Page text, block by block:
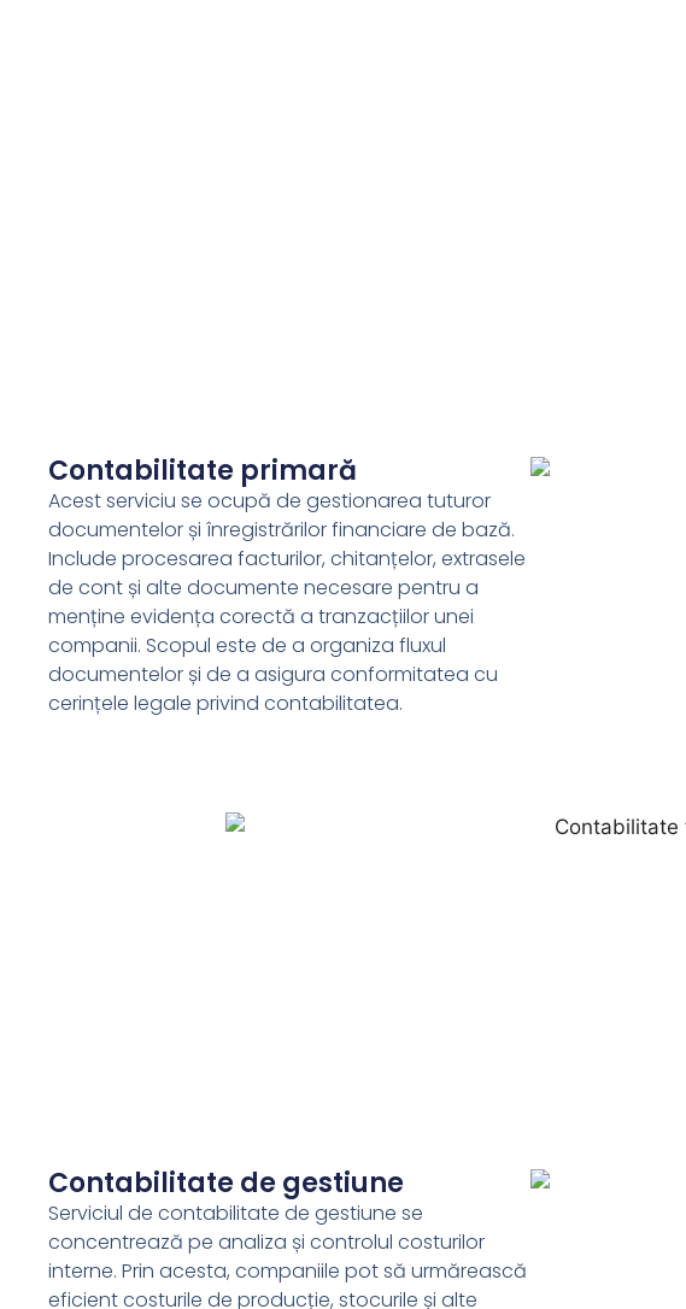
Contabilitate primară
Acest serviciu se ocupă de gestionarea tuturor
documentelor și înregistrărilor financiare de bază.
Include procesarea facturilor, chitanțelor, extrasele
de cont și alte documente necesare pentru a
menține evidența corectă a tranzacțiilor unei
companii. Scopul este de a organiza fluxul
documentelor și de a asigura conformitatea cu
cerințele legale privind contabilitatea.
Contabilitate de gestiune
Serviciul de contabilitate de gestiune se
concentrează pe analiza și controlul costurilor
interne. Prin acesta, companiile pot să urmărească
eficient costurile de producție, stocurile și alte